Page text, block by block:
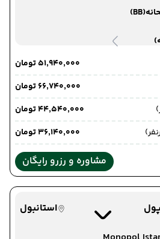
(BB)
۵۱٬۹۴۰٬۰۰۰ تومان
۶۶٬۷۴۰٬۰۰۰ تومان
۴۴٬۵۴۰٬۰۰۰ تومان
۳۶٬۱۴۰٬۰۰۰ تومان
مشاوره و رزرو رایگان
استانبول